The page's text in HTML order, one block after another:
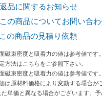
返品に関するお知らせ
この商品についてお問い合
この商品の見積り依頼
磁束密度と吸着力の値は参考値です。
方法はこちらをご参照下さい。
磁束密度と吸着力の値は参考値です。
は原材料価格により変動する場合が
た単価と異なる場合がございます。予